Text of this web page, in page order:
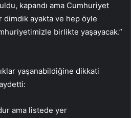
kapandı ama Cumhuriyet
dimdik ayakta ve hep öyle
birlikte yaşayacak.”
yaşanabildiğine dikkati
ama listede yer